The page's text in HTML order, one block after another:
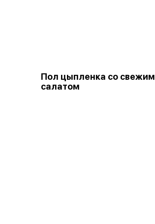
Пол цыпленка со свежим
салатом